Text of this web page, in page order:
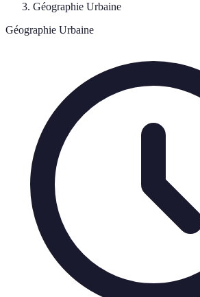
Géographie Urbaine
Géographie Urbaine